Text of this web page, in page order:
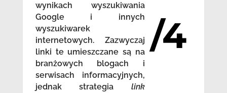
wynikach wyszukiwania
Google i innych
wyszukiwarek
internetowych. Zazwyczaj
linki te umieszczane są na
branżowych blogach i
serwisach informacyjnych,
jednak strategia link
/4